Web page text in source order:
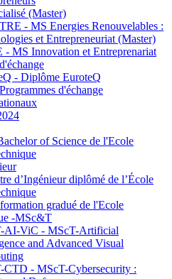
(Master)
- MS Energies Renouvelables :
et Entrepreneuriat (Master)
- MS Innovation et Entreprenariat
- Diplôme EuroteQ
d'échange
of Science de l'Ecole
d’Ingénieur diplômé de l’École
gradué de l'Ecole
-MSc&T
AI-ViC - MScT-Artificial
and Advanced Visual
CTD - MScT-Cybersecurity :